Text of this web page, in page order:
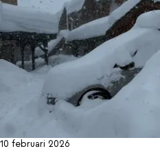
10 februari 2026